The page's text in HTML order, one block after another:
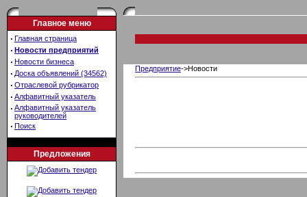
Главное меню
· Главная страница
· Новости предприятий
· Новости бизнеса
· Доска объявлений (34562)
· Отраслевой рубрикатор
· Алфавитный указатель
· Алфавитный указатель
руководителей
· Поиск
Предложения
Предприятие->Новости